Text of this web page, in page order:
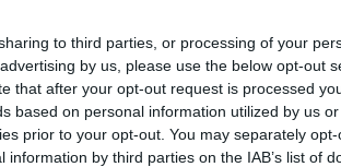
to third parties, or processing of your
by us, please use the below opt-out
that after your opt-out request is processed
based on personal information utilized by us
prior to your opt-out. You may separately
by third parties on the IAB’s list of
cinesi, ma che sfrutta il
sogno non è poi così
l’impatto ambientale e a